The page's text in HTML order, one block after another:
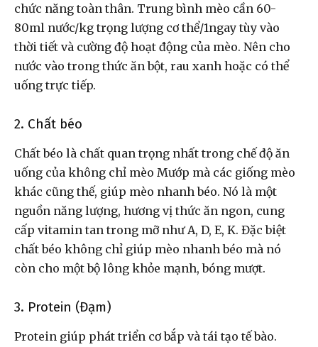
chức năng toàn thân. Trung bình mèo cần 60-
80ml nước/kg trọng lượng cơ thể/1ngay tùy vào
thời tiết và cường độ hoạt động của mèo. Nên cho
nước vào trong thức ăn bột, rau xanh hoặc có thể
uống trực tiếp.
2. Chất béo
Chất béo là chất quan trọng nhất trong chế độ ăn
uống của không chỉ mèo Mướp mà các giống mèo
khác cũng thế, giúp mèo nhanh béo. Nó là một
nguồn năng lượng, hương vị thức ăn ngon, cung
cấp vitamin tan trong mỡ như A, D, E, K. Đặc biệt
chất béo không chỉ giúp mèo nhanh béo mà nó
còn cho một bộ lông khỏe mạnh, bóng mượt.
3. Protein (Đạm)
Protein giúp phát triển cơ bắp và tái tạo tế bào.